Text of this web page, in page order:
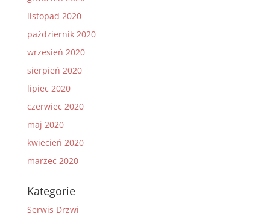
listopad 2020
październik 2020
wrzesień 2020
sierpień 2020
lipiec 2020
czerwiec 2020
maj 2020
kwiecień 2020
marzec 2020
Kategorie
Serwis Drzwi